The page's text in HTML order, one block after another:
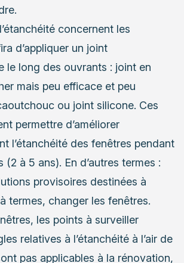
concernent les
d’appliquer un joint
le long des ouvrants : joint en
mais peu efficace et peu
ou joint silicone. Ces
permettre d’améliorer
l’étanchéité des fenêtres pendant
(2 à 5 ans). En d’autres termes :
provisoires destinées à
termes, changer les fenêtres.
les points à surveiller
relatives à l’étanchéité à l’air de
pas applicables à la rénovation,